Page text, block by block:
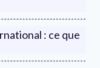
: ce que